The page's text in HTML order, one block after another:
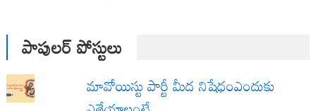
పాపులర్ పోస్టులు
మావోయిస్టు పార్టీ మీద నిషేధంఎందుకు